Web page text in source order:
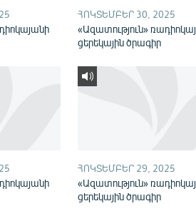
ՀՈԿՏԵՄԲԵՐ 30, 2025
«Ազատություն»
ցերեկային ծրագիր
ՀՈԿՏԵՄԲԵՐ 29, 2025
«Ազատություն»
ցերեկային ծրագիր